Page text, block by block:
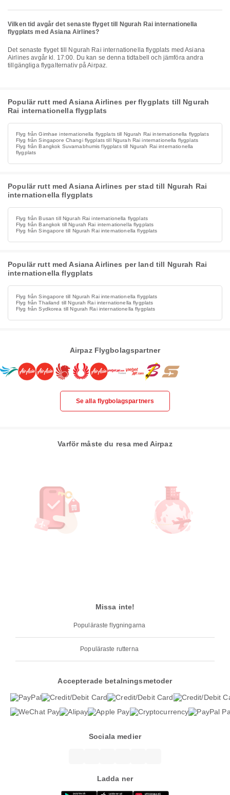
Vilken tid avgår det senaste flyget till Ngurah Rai internationella
flygplats med Asiana Airlines?
Det senaste flyget till Ngurah Rai internationella flygplats med Asiana
Airlines avgår kl. 17:00. Du kan se denna tidtabell och jämföra andra
tillgängliga flygalternativ på Airpaz.
Populär rutt med Asiana Airlines per flygplats till Ngurah
Rai internationella flygplats
Flyg från Gimhae internationella flygplats till Ngurah Rai internationella flygplats
Flyg från Singapore Changi flygplats till Ngurah Rai internationella flygplats
Flyg från Bangkok Suvarnabhumis flygplats till Ngurah Rai internationella
flygplats
Populär rutt med Asiana Airlines per stad till Ngurah Rai
internationella flygplats
Flyg från Busan till Ngurah Rai internationella flygplats
Flyg från Bangkok till Ngurah Rai internationella flygplats
Flyg från Singapore till Ngurah Rai internationella flygplats
Populär rutt med Asiana Airlines per land till Ngurah Rai
internationella flygplats
Flyg från Singapore till Ngurah Rai internationella flygplats
Flyg från Thailand till Ngurah Rai internationella flygplats
Flyg från Sydkorea till Ngurah Rai internationella flygplats
Airpaz Flygbolagspartner
Se alla flygbolagspartners
Varför måste du resa med Airpaz
Missa inte!
Populäraste flygningarna
Populäraste rutterna
Accepterade betalningsmetoder
Sociala medier
Ladda ner